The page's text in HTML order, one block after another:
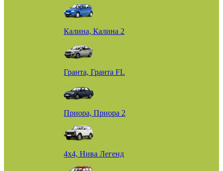
Калина, Калина 2
Гранта, Гранта FL
Приора, Приора 2
4х4, Нива Легенд